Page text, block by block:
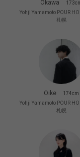
Okawa
Yohji Yamamoto POUR
札幌
Oike
174cm
Yohji Yamamoto POUR
札幌